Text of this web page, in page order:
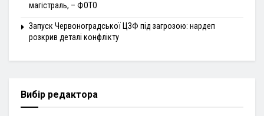
магістраль, – ФОТО
Запуск Червоноградської ЦЗФ під загрозою: нардеп
розкрив деталі конфлікту
Вибір редактора